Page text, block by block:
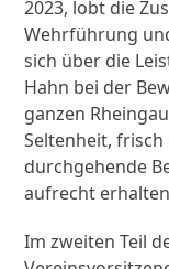
2023, lobt die
Wehrführung
sich über die
Hahn bei der
ganzen
Seltenheit, frisch
durchgehende
aufrecht
Im zweiten Teil